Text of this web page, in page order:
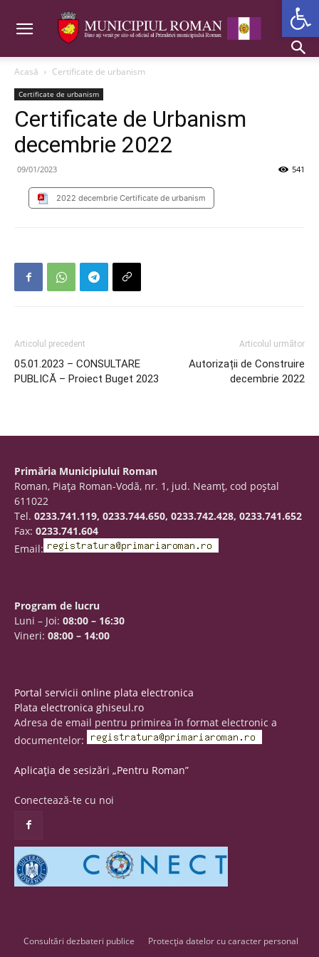
Acasă Certificate de urbanism
Certificate de urbanism
Certificate de Urbanism
decembrie 2022
09/01/2023 541
2022 decembrie Certificate de urbanism
Articolul precedent
05.01.2023 – CONSULTARE
PUBLICĂ – Proiect Buget 2023
Articolul următor
Autorizații de Construire
decembrie 2022
Primăria Municipiului Roman
Roman, Piaţa Roman-Vodă, nr. 1, jud. Neamţ, cod poştal
611022
Tel. 0233.741.119, 0233.744.650, 0233.742.428, 0233.741.652
Fax: 0233.741.604
Email:
Program de lucru
Luni – Joi: 08:00 – 16:30
Vineri: 08:00 – 14:00
Portal servicii online plata electronica
Plata electronica ghiseul.ro
Adresa de email pentru primirea în format electronic a
documentelor:
Aplicația de sesizări „Pentru Roman”
Conectează-te cu noi
Consultări dezbateri publice Protecția datelor cu caracter personal